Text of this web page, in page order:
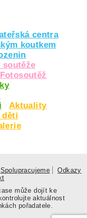
centra
koutkem
soutěže
Fotosoutěž
Aktuality
děti
Spolupracujeme
Odkazy
může dojít ke
aktuálnost
pořadatele.